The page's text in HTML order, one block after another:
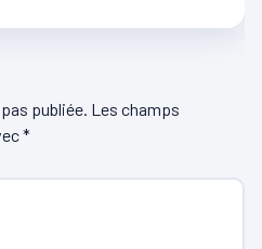
publiée. Les champs
*